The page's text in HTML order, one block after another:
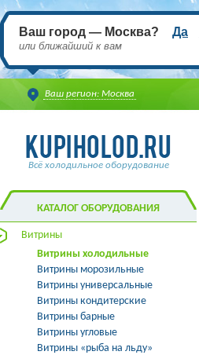
Ваш регион: Москва
Ваш город — Москва? Да
или ближайший к вам
Всё холодильное оборудование
КАТАЛОГ ОБОРУДОВАНИЯ
Витрины
Витрины холодильные
Витрины морозильные
Витрины универсальные
Витрины кондитерские
Витрины барные
Витрины угловые
Витрины «рыба на льду»